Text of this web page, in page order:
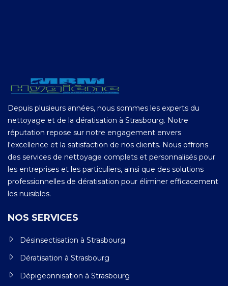
Depuis plusieurs années, nous sommes les experts du
nettoyage et de la dératisation à Strasbourg. Notre
réputation repose sur notre engagement envers
l'excellence et la satisfaction de nos clients. Nous offrons
des services de nettoyage complets et personnalisés pour
les entreprises et les particuliers, ainsi que des solutions
professionnelles de dératisation pour éliminer efficacement
les nuisibles.
NOS SERVICES
Désinsectisation à Strasbourg
Dératisation à Strasbourg
Dépigeonnisation à Strasbourg